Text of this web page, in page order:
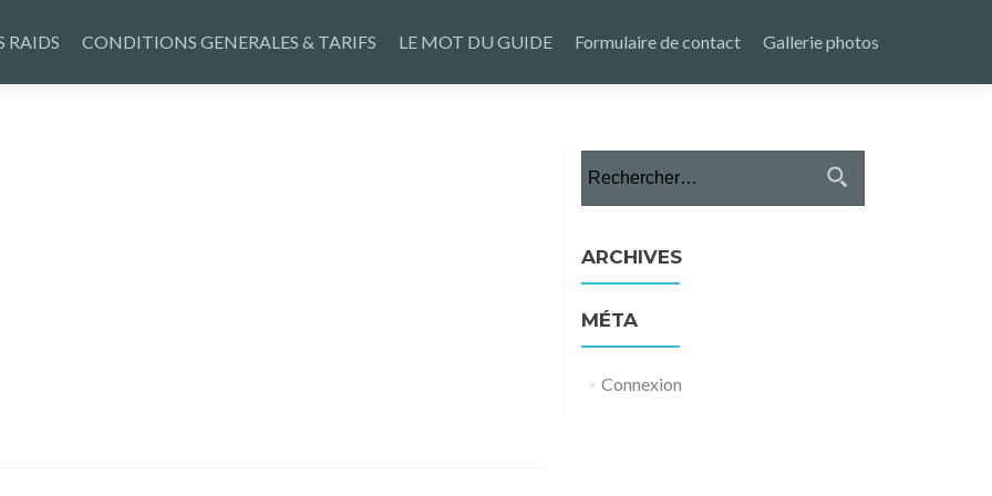
RAIDS CONDITIONS GENERALES & TARIFS LE MOT DU GUIDE Formulaire de contact Gallerie photos
ARCHIVES
MÉTA
Connexion